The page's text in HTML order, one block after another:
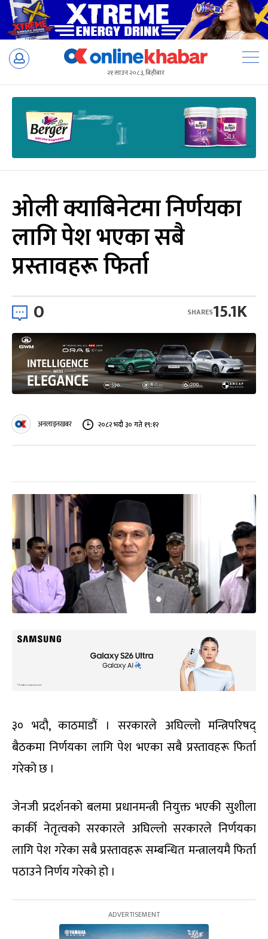
Skip
२१ साउन २०८३, बिहीबार
ओली क्याबिनेटमा निर्णयका
लागि पेश भएका सबै
प्रस्तावहरू फिर्ता
0 15.1K
SHARES
अनलाइनखबर २०८२ भदौ ३० गते १९:१२
३० भदौ, काठमाडौं । सरकारले अघिल्लो मन्त्रिपरिषद्
बैठकमा निर्णयका लागि पेश भएका सबै प्रस्तावहरू फिर्ता
गरेको छ ।
जेनजी प्रदर्शनको बलमा प्रधानमन्त्री नियुक्त भएकी सुशीला
कार्की नेतृत्वको सरकारले अघिल्लो सरकारले निर्णयका
लागि पेश गरेका सबै प्रस्तावहरू सम्बन्धित मन्त्रालयमै फिर्ता
पठाउने निर्णय गरेको हो ।